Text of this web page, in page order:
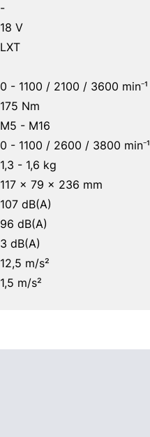
-
18 V
LXT
0 - 1100 / 2100 / 3600 min⁻¹
175 Nm
M5 - M16
0 - 1100 / 2600 / 3800 min⁻¹
1,3 - 1,6 kg
117 x 79 x 236 mm
107 dB(A)
96 dB(A)
3 dB(A)
12,5 m/s²
1,5 m/s²